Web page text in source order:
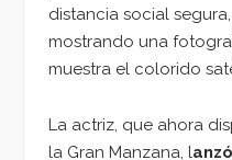
distancia social
mostrando una
muestra el colorido
La actriz, que ahora
la Gran Manzana, l